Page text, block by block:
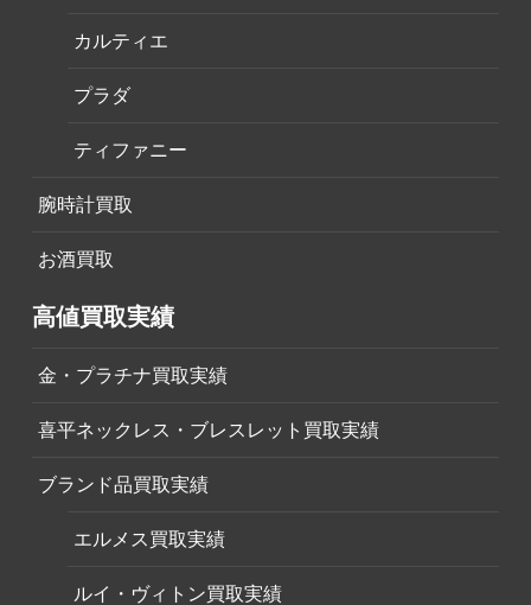
カルティエ
プラダ
ティファニー
腕時計買取
お酒買取
高値買取実績
金・プラチナ買取実績
喜平ネックレス・ブレスレット買取実績
ブランド品買取実績
エルメス買取実績
ルイ・ヴィトン買取実績